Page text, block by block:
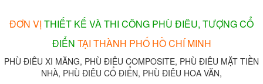
ĐƠN VỊ THIẾT KẾ VÀ THI CÔNG PHÙ ĐIÊU, TƯỢNG CỔ
ĐIỂN TẠI THÀNH PHỐ HỒ CHÍ MINH
PHÙ ĐIÊU XI MĂNG, PHÙ ĐIÊU COMPOSITE, PHÙ ĐIÊU MẶT TIỀN
NHÀ, PHÙ ĐIÊU CỔ ĐIỂN, PHÙ ĐIÊU HOA VĂN,